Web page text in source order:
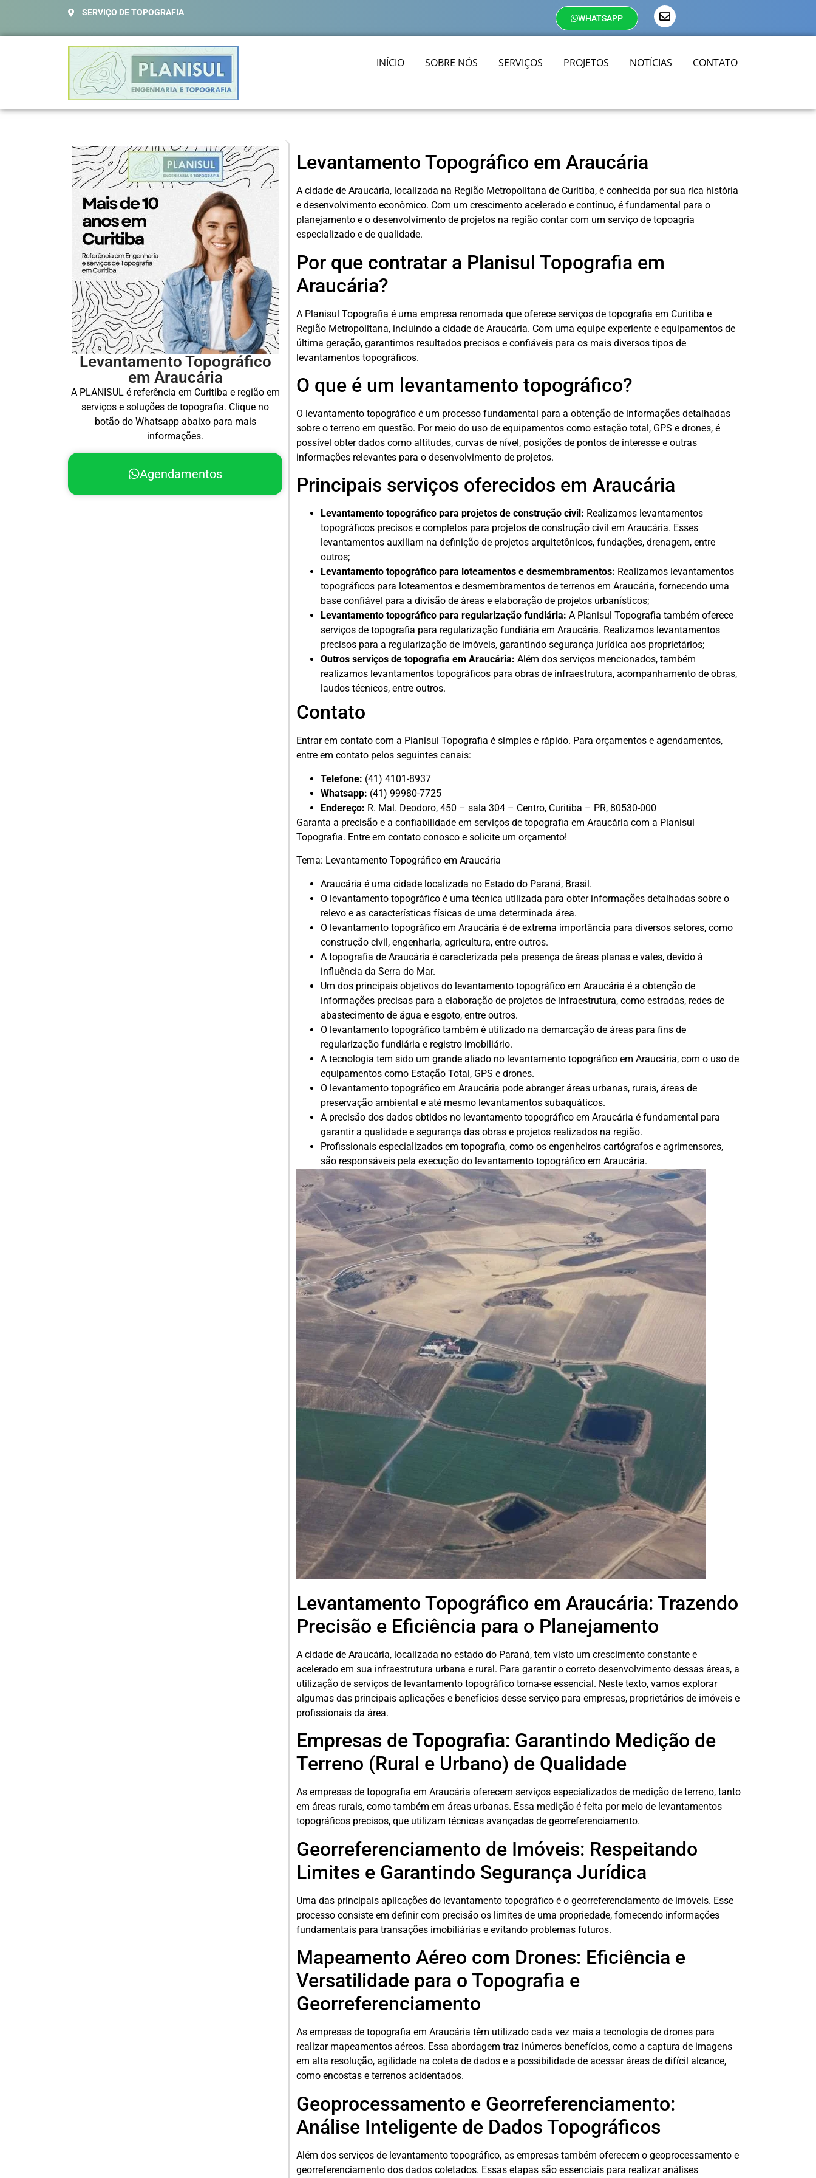
SERVIÇO DE TOPOGRAFIA
WHATSAPP
INÍCIO SOBRE NÓS SERVIÇOS PROJETOS NOTÍCIAS CONTATO
Levantamento Topográfico
em Araucária
A PLANISUL é referência em Curitiba e região em
serviços e soluções de topografia. Clique no
botão do Whatsapp abaixo para mais
informações.
Agendamentos
Levantamento Topográfico em Araucária
A cidade de Araucária, localizada na Região Metropolitana de Curitiba, é conhecida por sua rica história
e desenvolvimento econômico. Com um crescimento acelerado e contínuo, é fundamental para o
planejamento e o desenvolvimento de projetos na região contar com um serviço de topoagria
especializado e de qualidade.
Por que contratar a Planisul Topografia em
Araucária?
A Planisul Topografia é uma empresa renomada que oferece serviços de topografia em Curitiba e
Região Metropolitana, incluindo a cidade de Araucária. Com uma equipe experiente e equipamentos de
última geração, garantimos resultados precisos e confiáveis para os mais diversos tipos de
levantamentos topográficos.
O que é um levantamento topográfico?
O levantamento topográfico é um processo fundamental para a obtenção de informações detalhadas
sobre o terreno em questão. Por meio do uso de equipamentos como estação total, GPS e drones, é
possível obter dados como altitudes, curvas de nível, posições de pontos de interesse e outras
informações relevantes para o desenvolvimento de projetos.
Principais serviços oferecidos em Araucária
Levantamento topográfico para projetos de construção civil: Realizamos levantamentos
topográficos precisos e completos para projetos de construção civil em Araucária. Esses
levantamentos auxiliam na definição de projetos arquitetônicos, fundações, drenagem, entre
outros;
Levantamento topográfico para loteamentos e desmembramentos: Realizamos levantamentos
topográficos para loteamentos e desmembramentos de terrenos em Araucária, fornecendo uma
base confiável para a divisão de áreas e elaboração de projetos urbanísticos;
Levantamento topográfico para regularização fundiária: A Planisul Topografia também oferece
serviços de topografia para regularização fundiária em Araucária. Realizamos levantamentos
precisos para a regularização de imóveis, garantindo segurança jurídica aos proprietários;
Outros serviços de topografia em Araucária: Além dos serviços mencionados, também
realizamos levantamentos topográficos para obras de infraestrutura, acompanhamento de obras,
laudos técnicos, entre outros.
Contato
Entrar em contato com a Planisul Topografia é simples e rápido. Para orçamentos e agendamentos,
entre em contato pelos seguintes canais:
Telefone: (41) 4101-8937
Whatsapp: (41) 99980-7725
Endereço: R. Mal. Deodoro, 450 – sala 304 – Centro, Curitiba – PR, 80530-000
Garanta a precisão e a confiabilidade em serviços de topografia em Araucária com a Planisul
Topografia. Entre em contato conosco e solicite um orçamento!
Tema: Levantamento Topográfico em Araucária
Araucária é uma cidade localizada no Estado do Paraná, Brasil.
O levantamento topográfico é uma técnica utilizada para obter informações detalhadas sobre o
relevo e as características físicas de uma determinada área.
O levantamento topográfico em Araucária é de extrema importância para diversos setores, como
construção civil, engenharia, agricultura, entre outros.
A topografia de Araucária é caracterizada pela presença de áreas planas e vales, devido à
influência da Serra do Mar.
Um dos principais objetivos do levantamento topográfico em Araucária é a obtenção de
informações precisas para a elaboração de projetos de infraestrutura, como estradas, redes de
abastecimento de água e esgoto, entre outros.
O levantamento topográfico também é utilizado na demarcação de áreas para fins de
regularização fundiária e registro imobiliário.
A tecnologia tem sido um grande aliado no levantamento topográfico em Araucária, com o uso de
equipamentos como Estação Total, GPS e drones.
O levantamento topográfico em Araucária pode abranger áreas urbanas, rurais, áreas de
preservação ambiental e até mesmo levantamentos subaquáticos.
A precisão dos dados obtidos no levantamento topográfico em Araucária é fundamental para
garantir a qualidade e segurança das obras e projetos realizados na região.
Profissionais especializados em topografia, como os engenheiros cartógrafos e agrimensores,
são responsáveis pela execução do levantamento topográfico em Araucária.
Levantamento Topográfico em Araucária: Trazendo
Precisão e Eficiência para o Planejamento
A cidade de Araucária, localizada no estado do Paraná, tem visto um crescimento constante e
acelerado em sua infraestrutura urbana e rural. Para garantir o correto desenvolvimento dessas áreas, a
utilização de serviços de levantamento topográfico torna-se essencial. Neste texto, vamos explorar
algumas das principais aplicações e benefícios desse serviço para empresas, proprietários de imóveis e
profissionais da área.
Empresas de Topografia: Garantindo Medição de
Terreno (Rural e Urbano) de Qualidade
As empresas de topografia em Araucária oferecem serviços especializados de medição de terreno, tanto
em áreas rurais, como também em áreas urbanas. Essa medição é feita por meio de levantamentos
topográficos precisos, que utilizam técnicas avançadas de georreferenciamento.
Georreferenciamento de Imóveis: Respeitando
Limites e Garantindo Segurança Jurídica
Uma das principais aplicações do levantamento topográfico é o georreferenciamento de imóveis. Esse
processo consiste em definir com precisão os limites de uma propriedade, fornecendo informações
fundamentais para transações imobiliárias e evitando problemas futuros.
Mapeamento Aéreo com Drones: Eficiência e
Versatilidade para o Topografia e
Georreferenciamento
As empresas de topografia em Araucária têm utilizado cada vez mais a tecnologia de drones para
realizar mapeamentos aéreos. Essa abordagem traz inúmeros benefícios, como a captura de imagens
em alta resolução, agilidade na coleta de dados e a possibilidade de acessar áreas de difícil alcance,
como encostas e terrenos acidentados.
Geoprocessamento e Georreferenciamento:
Análise Inteligente de Dados Topográficos
Além dos serviços de levantamento topográfico, as empresas também oferecem o geoprocessamento e
georreferenciamento dos dados coletados. Essas etapas são essenciais para realizar análises